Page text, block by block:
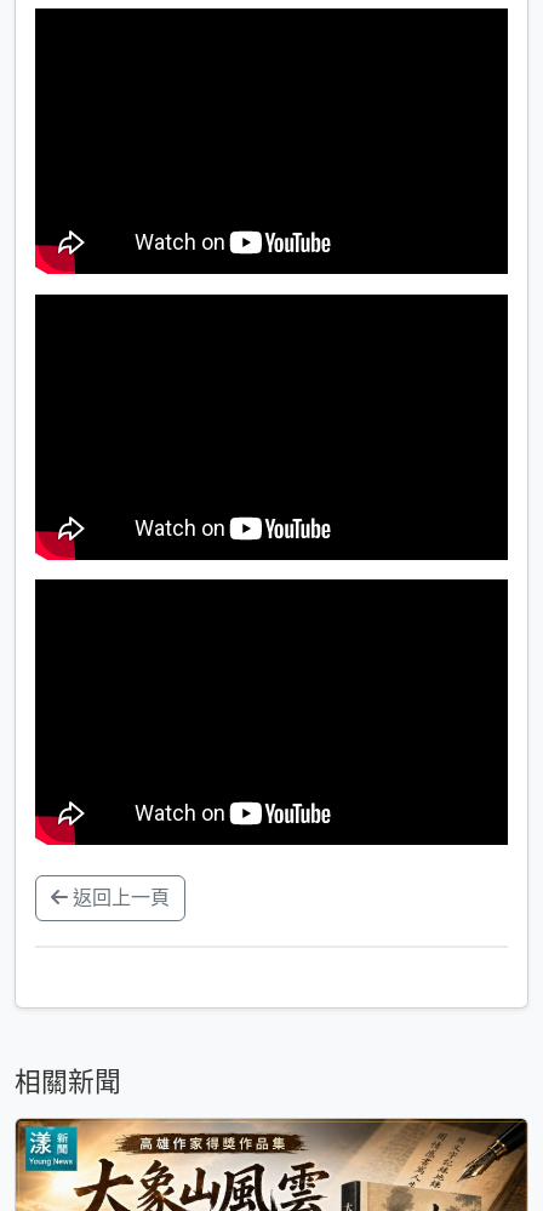
返回上一頁
相關新聞